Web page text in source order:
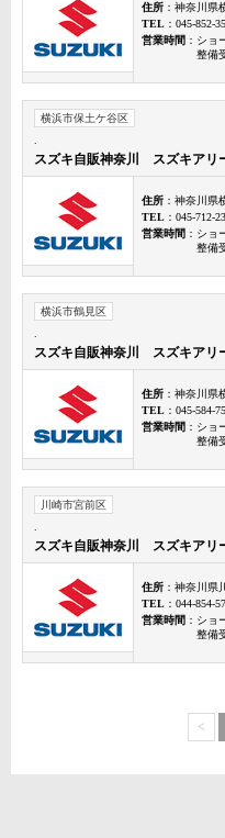
住所 ：神奈川県
TEL ：045-852-
営業時間 ：ショ
整備
横浜市保土ケ谷区
スズキ自販神奈川 スズキア
住所 ：神奈川県
TEL ：045-712-
営業時間 ：ショ
整備
横浜市鶴見区
スズキ自販神奈川 スズキアリ
住所 ：神奈川県
TEL ：045-584-
営業時間 ：ショ
整備
川崎市宮前区
スズキ自販神奈川 スズキアリ
住所 ：神奈川県
TEL ：044-854-
営業時間 ：ショ
整備
<